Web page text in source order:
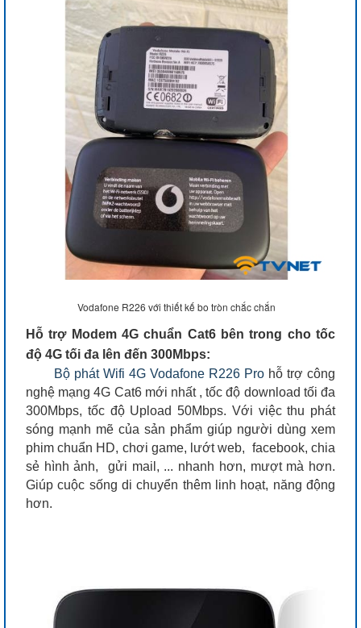
Vodafone R226 với thiết kế bo tròn chắc chắn
Hỗ trợ Modem 4G chuẩn Cat6 bên trong cho tốc
độ 4G tối đa lên đến 300Mbps:
Bộ phát Wifi 4G Vodafone R226 Pro hỗ trợ công
nghệ mạng 4G Cat6 mới nhất , tốc độ download tối đa
300Mbps, tốc độ Upload 50Mbps. Với việc thu phát
sóng mạnh mẽ của sản phẩm giúp người dùng xem
phim chuẩn HD, chơi game, lướt web, facebook, chia
sẻ hình ảnh, gửi mail, ... nhanh hơn, mượt mà hơn.
Giúp cuộc sống di chuyển thêm linh hoạt, năng động
hơn.